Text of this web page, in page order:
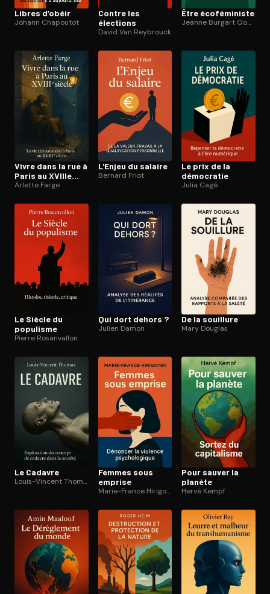
Libres d’obéir
Johann Chapoutot
Contre les
élections
David Van Reybrouck
Être éco­fé­mi­niste
Jeanne Burgart Goutal
Vivre dans la rue à
Paris au XVIIIe
siècle
Arlette Farge
L'Enjeu du salaire
Bernard Friot
Le prix de la
démocratie
Julia Cagé
Le Siècle du
populisme
Pierre Rosanvallon
Qui dort dehors ?
Julien Damon
De la souillure
Mary Douglas
Le Cadavre
Louis-Vincent Thomas
Femmes sous
emprise
Marie-France Hirigoyen
Pour sauver la
planète
Hervé Kempf